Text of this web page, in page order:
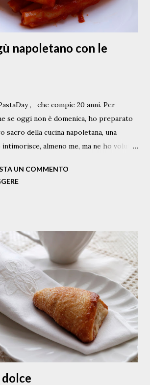
napoletano con le
, che compie 20 anni. Per
se oggi non è domenica, ho preparato
sacro della cucina napoletana, una
almeno me, ma ne ho voluto
con le braciole, diciamo un ragù "
N.1 bottiglia e mezza di passata
di manzo tagliato a fette ( io chiedo al
il taglio adatto e disponibile ) N. 1
extravergine q.b. vino q.b. Pecorino
mezzo spicchio d’aglio un rametto di
pinoli, una ventina passolini, 10 grammi
UN COMMENTO
dolce